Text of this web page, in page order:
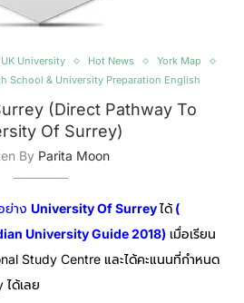
University Hot News
York Map
School & University Preparation English
(Direct Pathway To
Of Surrey)
By Parita Moon
ย่าง University Of Surreyได้ (
University Guide 2018) เมื่อเรียน
Study Centre และได้คะแนนที่กำหนด
ได้เลย